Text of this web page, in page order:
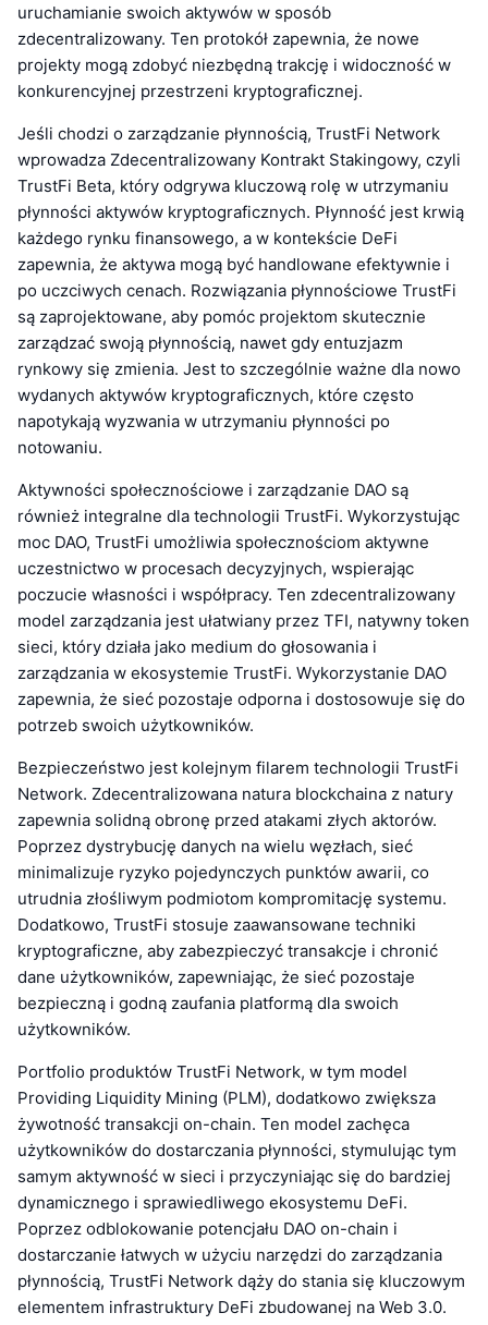
uruchamianie swoich aktywów w sposób
zdecentralizowany. Ten protokół zapewnia, że nowe
projekty mogą zdobyć niezbędną trakcję i widoczność w
konkurencyjnej przestrzeni kryptograficznej.
Jeśli chodzi o zarządzanie płynnością, TrustFi Network
wprowadza Zdecentralizowany Kontrakt Stakingowy, czyli
TrustFi Beta, który odgrywa kluczową rolę w utrzymaniu
płynności aktywów kryptograficznych. Płynność jest krwią
każdego rynku finansowego, a w kontekście DeFi
zapewnia, że aktywa mogą być handlowane efektywnie i
po uczciwych cenach. Rozwiązania płynnościowe TrustFi
są zaprojektowane, aby pomóc projektom skutecznie
zarządzać swoją płynnością, nawet gdy entuzjazm
rynkowy się zmienia. Jest to szczególnie ważne dla nowo
wydanych aktywów kryptograficznych, które często
napotykają wyzwania w utrzymaniu płynności po
notowaniu.
Aktywności społecznościowe i zarządzanie DAO są
również integralne dla technologii TrustFi. Wykorzystując
moc DAO, TrustFi umożliwia społecznościom aktywne
uczestnictwo w procesach decyzyjnych, wspierając
poczucie własności i współpracy. Ten zdecentralizowany
model zarządzania jest ułatwiany przez TFI, natywny token
sieci, który działa jako medium do głosowania i
zarządzania w ekosystemie TrustFi. Wykorzystanie DAO
zapewnia, że sieć pozostaje odporna i dostosowuje się do
potrzeb swoich użytkowników.
Bezpieczeństwo jest kolejnym filarem technologii TrustFi
Network. Zdecentralizowana natura blockchaina z natury
zapewnia solidną obronę przed atakami złych aktorów.
Poprzez dystrybucję danych na wielu węzłach, sieć
minimalizuje ryzyko pojedynczych punktów awarii, co
utrudnia złośliwym podmiotom kompromitację systemu.
Dodatkowo, TrustFi stosuje zaawansowane techniki
kryptograficzne, aby zabezpieczyć transakcje i chronić
dane użytkowników, zapewniając, że sieć pozostaje
bezpieczną i godną zaufania platformą dla swoich
użytkowników.
Portfolio produktów TrustFi Network, w tym model
Providing Liquidity Mining (PLM), dodatkowo zwiększa
żywotność transakcji on-chain. Ten model zachęca
użytkowników do dostarczania płynności, stymulując tym
samym aktywność w sieci i przyczyniając się do bardziej
dynamicznego i sprawiedliwego ekosystemu DeFi.
Poprzez odblokowanie potencjału DAO on-chain i
dostarczanie łatwych w użyciu narzędzi do zarządzania
płynnością, TrustFi Network dąży do stania się kluczowym
elementem infrastruktury DeFi zbudowanej na Web 3.0.